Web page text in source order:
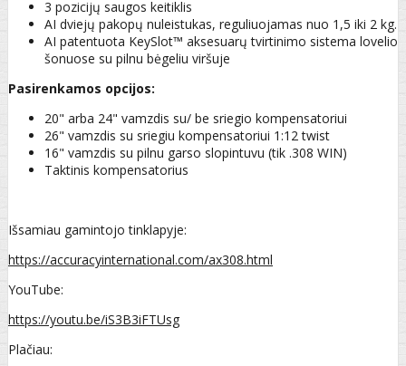
3 pozicijų saugos keitiklis
AI dviejų pakopų nuleistukas, reguliuojamas nuo 1,5 iki 2 kg.
AI patentuota KeySlot™ aksesuarų tvirtinimo sistema lovelio
šonuose su pilnu bėgeliu viršuje
Pasirenkamos opcijos:
20" arba 24" vamzdis su/ be sriegio kompensatoriui
26" vamzdis su sriegiu kompensatoriui 1:12 twist
16" vamzdis su pilnu garso slopintuvu (tik .308 WIN)
Taktinis kompensatorius
Išsamiau gamintojo tinklapyje:
https://accuracyinternational.com/ax308.html
YouTube:
https://youtu.be/iS3B3iFTUsg
Plačiau: